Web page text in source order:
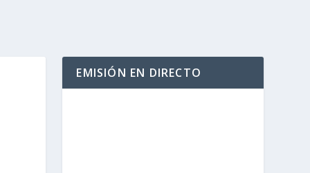
EMISIÓN EN DIRECTO